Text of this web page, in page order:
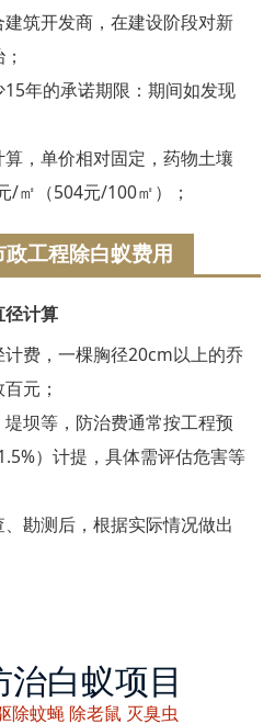
筑开发商，在建设阶段对新
年的承诺期限：期间如发现
，单价相对固定，药物土壤
/㎡（504元/100㎡）；
工程除白蚁费用
径计算
费，一棵胸径20cm以上的乔
元；
坝等，防治费通常按工程预
）计提，具体需评估危害等
勘测后，根据实际情况做出
白蚁项目
除蚊蝇 除老鼠 灭臭虫